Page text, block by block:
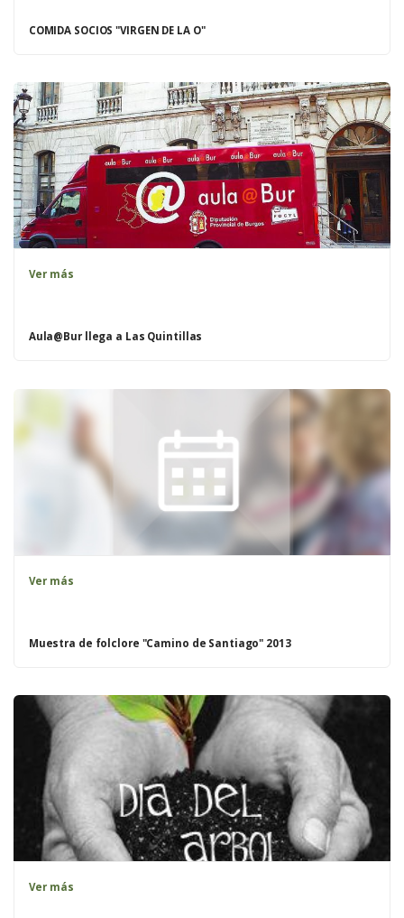
COMIDA SOCIOS "VIRGEN DE LA O"
Ver más
Aula@Bur llega a Las Quintillas
Ver más
Muestra de folclore "Camino de Santiago" 2013
Ver más